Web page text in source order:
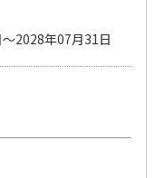
えBOX とりささ
2028年07月31日